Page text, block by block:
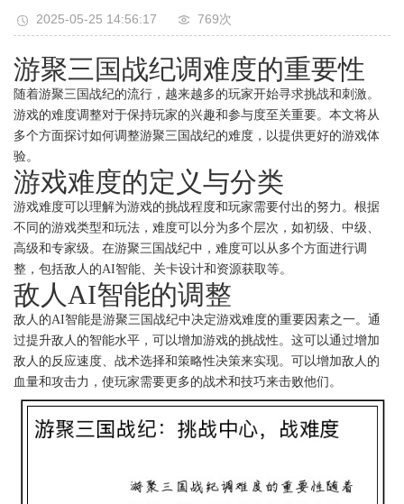
2025-05-25 14:56:17 769次
游聚三国战纪调难度的重要性
随着游聚三国战纪的流行，越来越多的玩家开始寻求挑战和刺激。
游戏的难度调整对于保持玩家的兴趣和参与度至关重要。本文将从
多个方面探讨如何调整游聚三国战纪的难度，以提供更好的游戏体
验。
游戏难度的定义与分类
游戏难度可以理解为游戏的挑战程度和玩家需要付出的努力。根据
不同的游戏类型和玩法，难度可以分为多个层次，如初级、中级、
高级和专家级。在游聚三国战纪中，难度可以从多个方面进行调
整，包括敌人的AI智能、关卡设计和资源获取等。
敌人AI智能的调整
敌人的AI智能是游聚三国战纪中决定游戏难度的重要因素之一。通
过提升敌人的智能水平，可以增加游戏的挑战性。这可以通过增加
敌人的反应速度、战术选择和策略性决策来实现。可以增加敌人的
血量和攻击力，使玩家需要更多的战术和技巧来击败他们。